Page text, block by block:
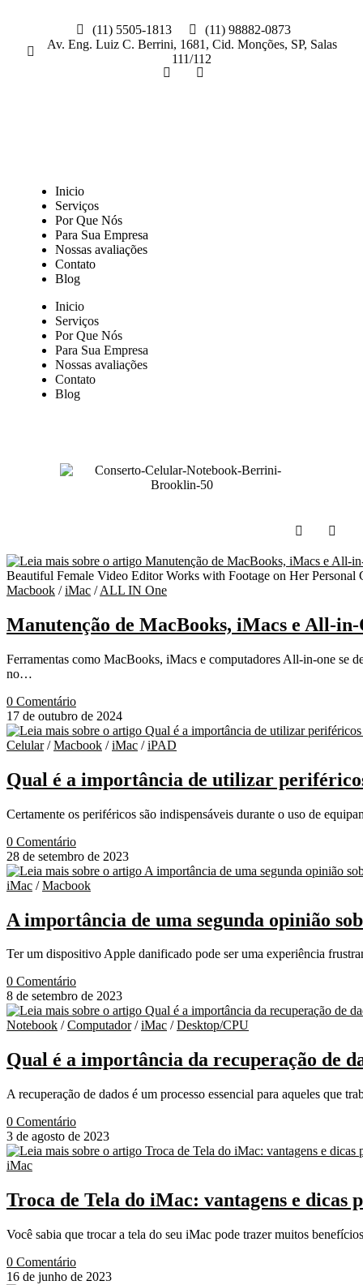
(11) 5505-1813
(11) 98882-0873
Av. Eng. Luiz C. Berrini, 1681, Cid. Monções, SP, Salas
111/112
Inicio
Serviços
Por Que Nós
Para Sua Empresa
Nossas avaliações
Contato
Blog
Inicio
Serviços
Por Que Nós
Para Sua Empresa
Nossas avaliações
Contato
Blog
Beautiful Female Video Editor Works with Footage on Her
Macbook /iMac /ALL IN One
Manutenção de MacBooks, iMacs e All-
Ferramentas como MacBooks, iMacs e computadores All-in-one se
no…
0 Comentário
17 de outubro de 2024
Celular/Macbook /iMac /iPAD
Qual é a importância de utilizar
Certamente os periféricos são indispensáveis durante o uso de
0 Comentário
28 de setembro de 2023
iMac /Macbook
A importância de uma segunda opinião
Ter um dispositivo Apple danificado pode ser uma experiência
0 Comentário
8 de setembro de 2023
Notebook /Computador/iMac /Desktop/CPU
Qual é a importância da recuperação de
A recuperação de dados é um processo essencial para aqueles que
0 Comentário
3 de agosto de 2023
iMac
Troca de Tela do iMac: vantagens e
Você sabia que trocar a tela do seu iMac pode trazer muitos
0 Comentário
16 de junho de 2023